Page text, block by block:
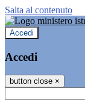
Salta al contenuto
Accedi
Accedi
button close ×